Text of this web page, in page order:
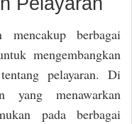
mencakup berbagai
mengembangkan
pelayaran. Di
yang menawarkan
pada berbagai